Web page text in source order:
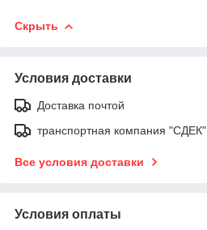
Скрыть
Условия доставки
Доставка почтой
транспортная компания "СДЕК"
Все условия доставки
Условия оплаты